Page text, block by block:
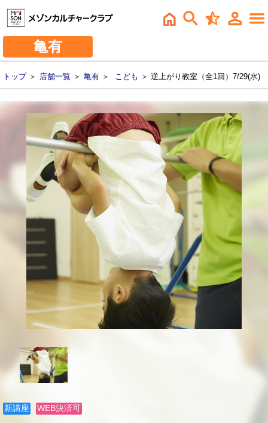
亀有
トップ＞ 店舗一覧 ＞ 亀有 ＞ こども ＞ 逆上がり教室（全1回）7/29(水)
新講座 WEB決済可